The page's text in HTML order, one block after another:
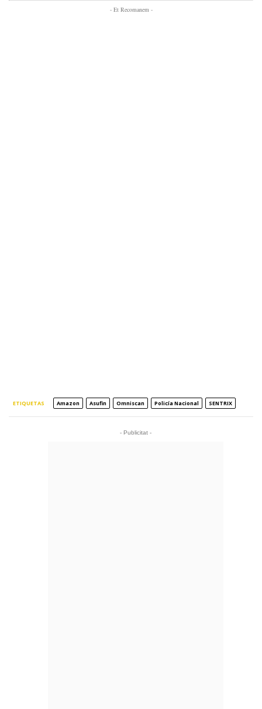
- Et Recomanem -
ETIQUETAS Amazon Asufin Omniscan Policía Nacional SENTRIX
- Publicitat -